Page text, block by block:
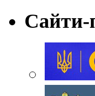
Сайти-